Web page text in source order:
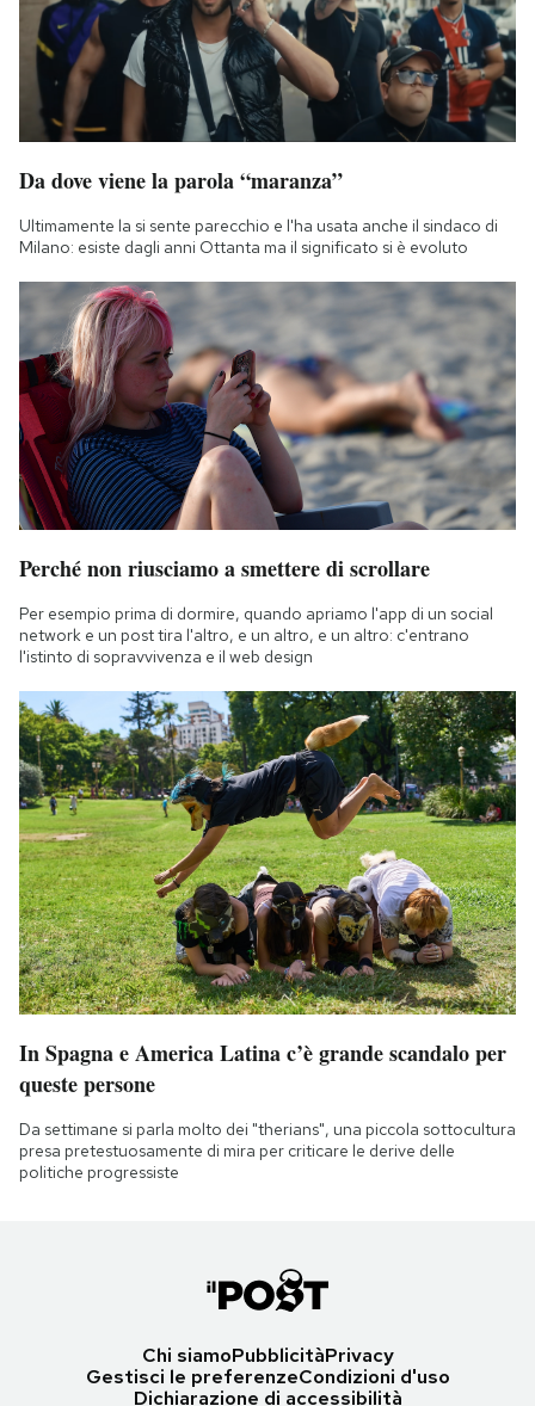
Da dove viene la parola “maranza”
Ultimamente la si sente parecchio e l'ha usata anche il sindaco di
Milano: esiste dagli anni Ottanta ma il significato si è evoluto
Perché non riusciamo a smettere di scrollare
Per esempio prima di dormire, quando apriamo l'app di un social
network e un post tira l'altro, e un altro, e un altro: c'entrano
l'istinto di sopravvivenza e il web design
In Spagna e America Latina c’è grande scandalo per
queste persone
Da settimane si parla molto dei "therians", una piccola sottocultura
presa pretestuosamente di mira per criticare le derive delle
politiche progressiste
Chi siamoPubblicitàPrivacy
Gestisci le preferenzeCondizioni d'uso
Dichiarazione di accessibilità